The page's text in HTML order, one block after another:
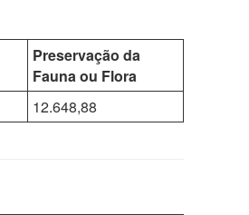
Preservação da
Fauna ou Flora
12.648,88